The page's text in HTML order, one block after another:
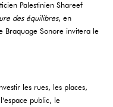
Palestinien Shareef
des équilibres, en
Braquage Sonore invitera le
les rues, les places,
public, le